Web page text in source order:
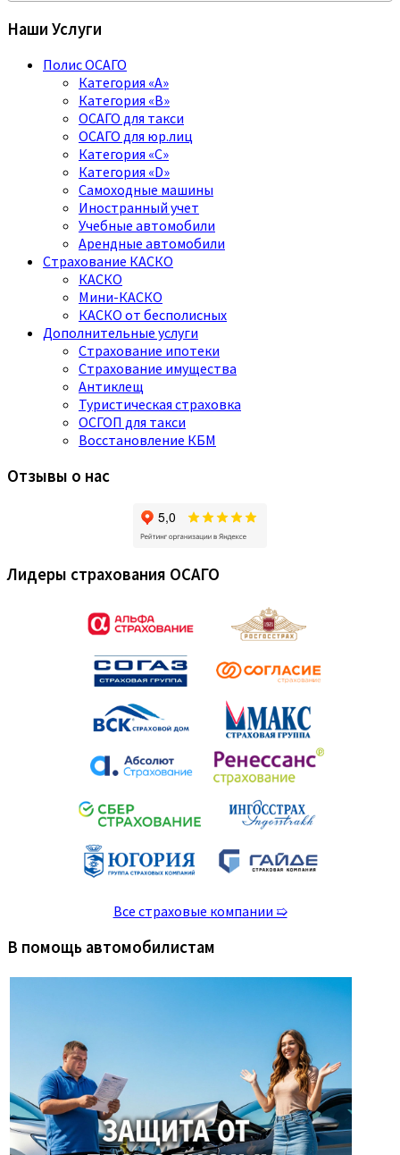
Наши Услуги
Полис ОСАГО
Категория «A»
Категория «B»
ОСАГО для такси
ОСАГО для юр.лиц
Категория «C»
Категория «D»
Самоходные машины
Иностранный учет
Учебные автомобили
Арендные автомобили
Страхование КАСКО
КАСКО
Мини-КАСКО
КАСКО от бесполисных
Дополнительные услуги
Страхование ипотеки
Страхование имущества
Антиклещ
Туристическая страховка
ОСГОП для такси
Восстановление КБМ
Отзывы о нас
Лидеры страхования ОСАГО
Все страховые компании ➯
В помощь автомобилистам